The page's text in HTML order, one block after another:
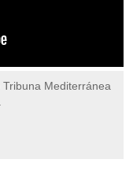
Mediterránea